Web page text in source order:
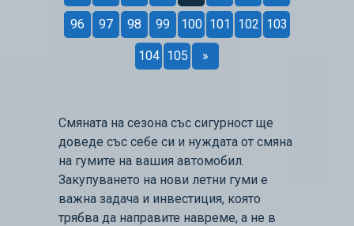
96 97 98 99 100 101 102 103
104 105 »
Смяната на сезона със сигурност ще
доведе със себе си и нуждата от смяна
на гумите на вашия автомобил.
Закупуването на нови летни гуми е
важна задача и инвестиция, която
трябва да направите навреме, а не в